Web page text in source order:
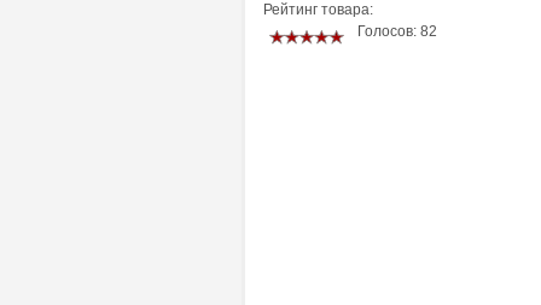
Рейтинг товара:
Голосов: 82